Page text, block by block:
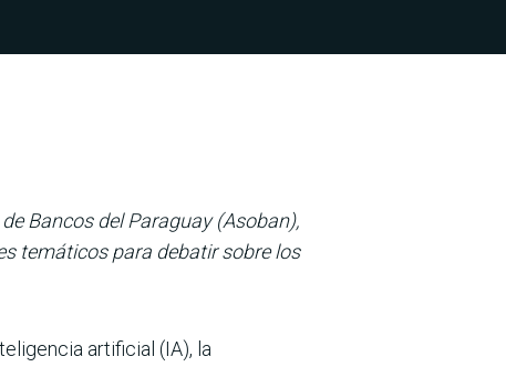
Bancos del Paraguay (Asoban),
temáticos para debatir sobre los
artificial (IA), la